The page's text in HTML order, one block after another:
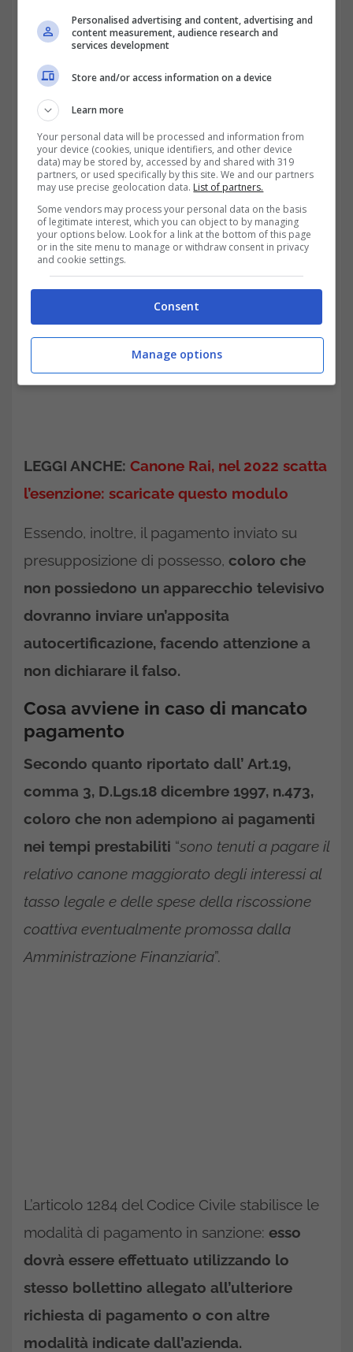
I funzionari e gli impiegati consolari;
I funzionari di organizzazioni
internazionali;
I militari con cittadinanza non italiana;
Il personale civile non residente in Italia e
di cittadinanza non italiana appartenente
alle forze NATO.
LEGGI ANCHE: Canone Rai, nel 2022 scatta
l’esenzione: scaricate questo modulo
Essendo, inoltre, il pagamento inviato su
presupposizione di possesso, coloro che
non possiedono un apparecchio televisivo
dovranno inviare un’apposita
autocertificazione, facendo attenzione a
non dichiarare il falso.
Cosa avviene in caso di mancato
pagamento
Secondo quanto riportato dall’ Art.19,
comma 3, D.Lgs.18 dicembre 1997, n.473,
coloro che non adempiono ai pagamenti
nei tempi prestabiliti “sono tenuti a pagare il
relativo canone maggiorato degli interessi al
tasso legale e delle spese della riscossione
coattiva eventualmente promossa dalla
Amministrazione Finanziaria”.
L’articolo 1284 del Codice Civile stabilisce le
modalità di pagamento in sanzione: esso
dovrà essere effettuato utilizzando lo
stesso bollettino allegato all’ulteriore
richiesta di pagamento o con altre
modalità indicate dall’azienda.
Personalised advertising and content, advertising and
content measurement, audience research and
services development
Store and/or access information on a device
Learn more
Your personal data will be processed and information from
your device (cookies, unique identifiers, and other device
data) may be stored by, accessed by and shared with 319
partners, or used specifically by this site. We and our partners
may use precise geolocation data. List of partners.
Some vendors may process your personal data on the basis
of legitimate interest, which you can object to by managing
your options below. Look for a link at the bottom of this page
or in the site menu to manage or withdraw consent in privacy
and cookie settings.
Consent
Manage options